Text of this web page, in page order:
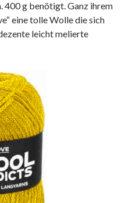
400 g benötigt. Ganz ihrem
eine tolle Wolle die sich
leicht melierte